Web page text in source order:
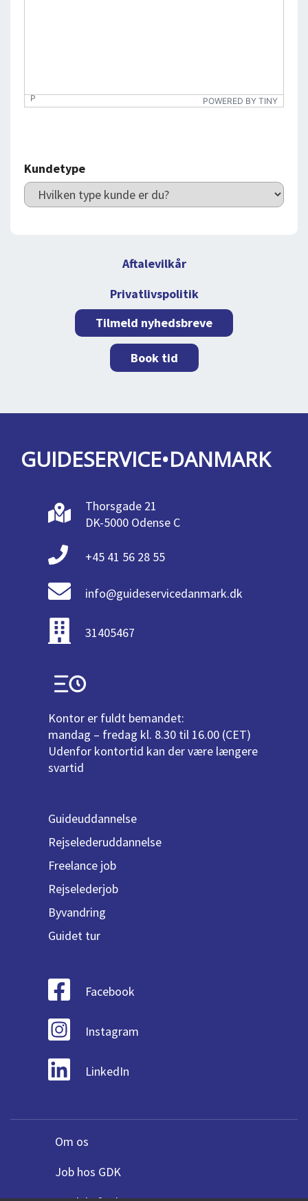
P POWERED BY TINY
Kundetype
Tilmeld nyhedsbreve
Aftalevilkår
Privatlivspolitik
Book tid
GUIDESERVICE•DANMARK
Thorsgade 21
DK-5000 Odense C
+45 41 56 28 55
info@guideservicedanmark.dk
31405467
Kontor er fuldt bemandet:
mandag – fredag kl. 8.30 til 16.00 (CET)
Udenfor kontortid kan der være længere
svartid
Guideuddannelse
Rejselederuddannelse
Freelance job
Rejselederjob
Byvandring
Guidet tur
Facebook
Instagram
LinkedIn
Om os
Job hos GDK